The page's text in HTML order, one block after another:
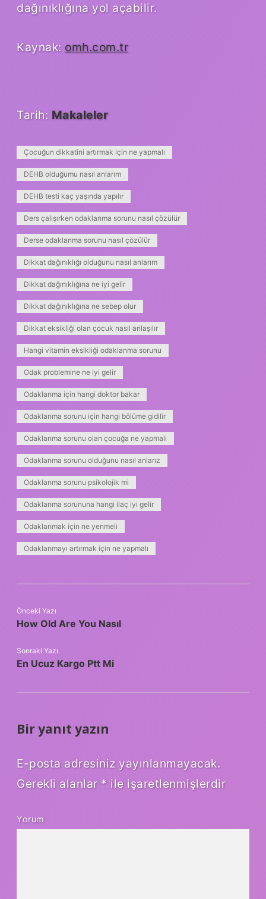
dağınıklığına yol açabilir.
Kaynak: omh.com.tr
Tarih: Makaleler
Çocuğun dikkatini artırmak için ne yapmalı
DEHB olduğumu nasıl anlarım
DEHB testi kaç yaşında yapılır
Ders çalışırken odaklanma sorunu nasıl çözülür
Derse odaklanma sorunu nasıl çözülür
Dikkat dağınıklığı olduğunu nasıl anlarım
Dikkat dağınıklığına ne iyi gelir
Dikkat dağınıklığına ne sebep olur
Dikkat eksikliği olan çocuk nasıl anlaşılır
Hangi vitamin eksikliği odaklanma sorunu
Odak problemine ne iyi gelir
Odaklanma için hangi doktor bakar
Odaklanma sorunu için hangi bölüme gidilir
Odaklanma sorunu olan çocuğa ne yapmalı
Odaklanma sorunu olduğunu nasıl anlarız
Odaklanma sorunu psikolojik mi
Odaklanma sorununa hangi ilaç iyi gelir
Odaklanmak için ne yenmeli
Odaklanmayı artırmak için ne yapmalı
Önceki Yazı
How Old Are You Nasıl
Sonraki Yazı
En Ucuz Kargo Ptt Mi
Bir yanıt yazın
E-posta adresiniz yayınlanmayacak.
Gerekli alanlar * ile işaretlenmişlerdir
Yorum